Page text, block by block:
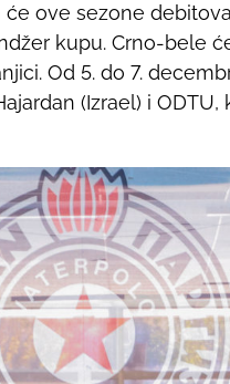
ove sezone
kupu. Crno-bele
Od 5. do 7.
(Izrael) i